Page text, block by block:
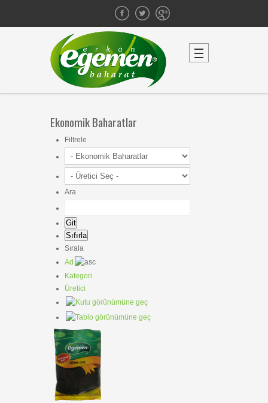
Ekonomik Baharatlar
Filtrele
Ara
Sırala
Ad
Kategori
Üretici